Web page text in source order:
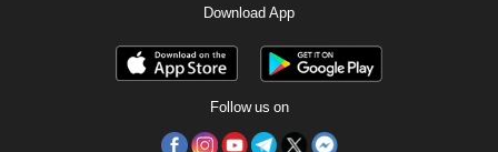
Download App
Follow us on